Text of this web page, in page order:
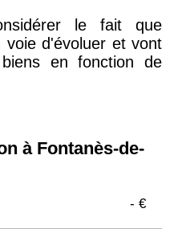
le fait que
d'évoluer et vont
en fonction de
à Fontanès-de-
- €